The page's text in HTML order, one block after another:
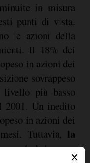
in misura
punti di vista.
le azioni della
Il 18% dei
in azioni dei
sovrappeso
più basso
2001. Un inedito
in azioni dei
Tuttavia, la
interesse.